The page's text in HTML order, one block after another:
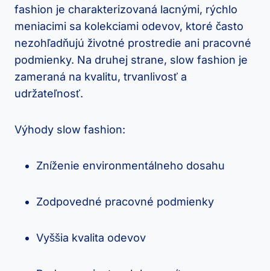
fashion je charakterizovaná lacnými, rýchlo
meniacimi sa kolekciami odevov, ktoré často
nezohľadňujú životné prostredie ani pracovné
podmienky. Na druhej strane, slow fashion je
zameraná na kvalitu, trvanlivosť a
udržateľnosť.
Výhody slow fashion:
Zníženie environmentálneho dosahu
Zodpovedné pracovné podmienky
Vyššia kvalita odevov